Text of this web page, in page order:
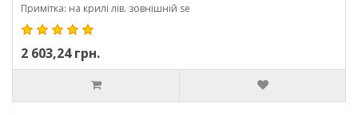
Примітка: на крилі лів. зовнішній se
2 603,24 грн.